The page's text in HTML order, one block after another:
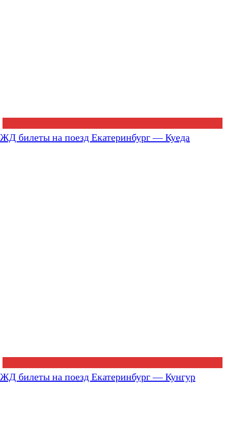
ЖД билеты на поезд Екатеринбург — Куеда
ЖД билеты на поезд Екатеринбург — Кунгур